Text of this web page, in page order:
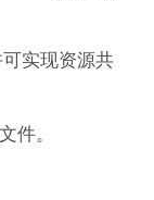
实现资源共
件。